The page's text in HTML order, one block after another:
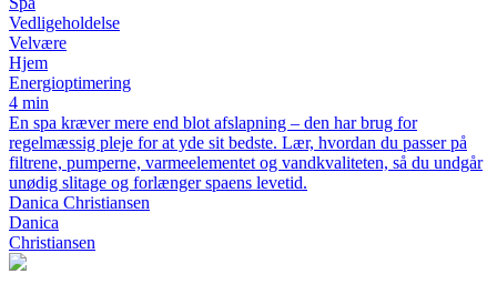
Vedligeholdelse
Velvære
Hjem
Energioptimering
4 min
En spa kræver mere end blot afslapning – den har brug for
regelmæssig pleje for at yde sit bedste. Lær, hvordan du passer på
filtrene, pumperne, varmeelementet og vandkvaliteten, så du undgår
unødig slitage og forlænger spaens levetid.
Danica Christiansen
Danica
Christiansen